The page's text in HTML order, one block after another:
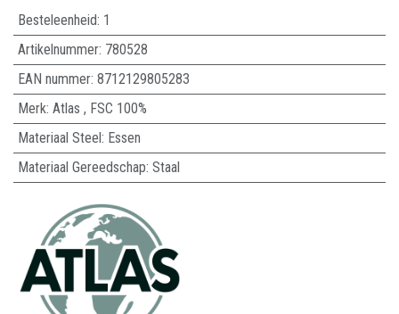
Besteleenheid: 1
Artikelnummer: 780528
EAN nummer: 8712129805283
Merk: Atlas , FSC 100%
Materiaal Steel: Essen
Materiaal Gereedschap: Staal